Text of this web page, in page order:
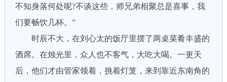
不知身落何处呢?不谈这些，师兄弟相聚总是喜事，我
们要畅饮几杯。”
时辰不大，在刘心太的饭厅里摆了两桌菜肴丰盛的
酒席。在烛光里，众人也不客气，大吃大喝。一更天
后，他们才由管家领着，挑着灯笼，来到靠近东南角的